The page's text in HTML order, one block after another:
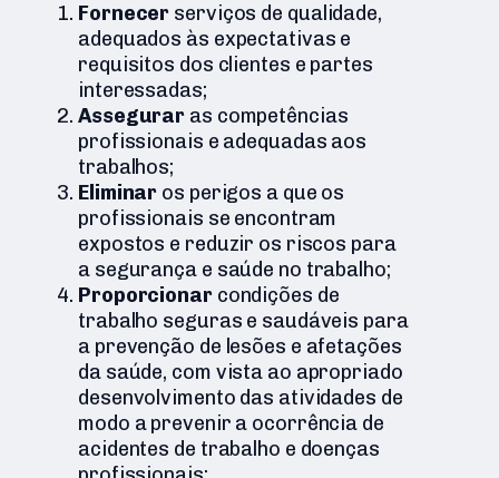
Fornecer serviços de qualidade,
adequados às expectativas e
requisitos dos clientes e partes
interessadas;
Assegurar as competências
profissionais e adequadas aos
trabalhos;
Eliminar os perigos a que os
profissionais se encontram
expostos e reduzir os riscos para
a segurança e saúde no trabalho;
Proporcionarcondições de
trabalho seguras e saudáveis para
a prevenção de lesões e afetações
da saúde, com vista ao apropriado
desenvolvimento das atividades de
modo a prevenir a ocorrência de
acidentes de trabalho e doenças